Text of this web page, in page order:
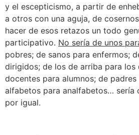
y el escepticismo, a partir de
a otros con una aguja, de
hacer de esos retazos un todo
participativo. No sería de unos
pobres; de sanos para enfermos;
dirigidos; de los de arriba para los
docentes para alumnos; de
alfabetos para analfabetos… sería
por igual.